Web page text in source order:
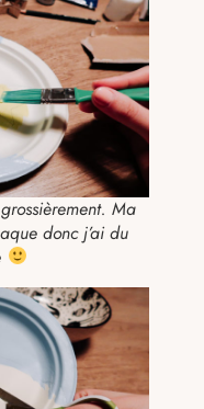
Ma
donc j’ai du